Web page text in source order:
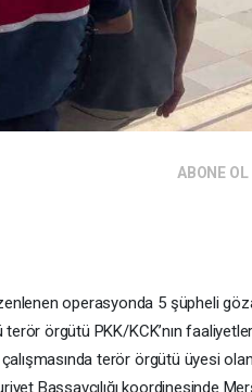
ABONE OL
operasyonda 5 şüpheli
örgütü PKK/KCK’nın
terör örgütü üyesi
Başsavcılığı koordinesinde